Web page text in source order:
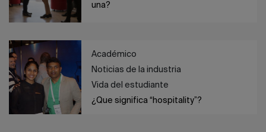
una?
Académico
Noticias de la industria
Vida del estudiante
¿Que significa “hospitality”?